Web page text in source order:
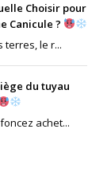
Choisir pour
Canicule ?
terres, le r...
du tuyau
achet...